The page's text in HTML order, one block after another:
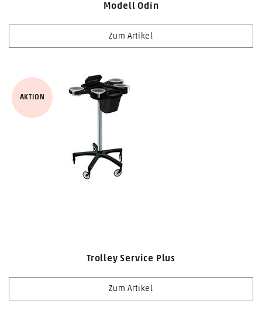
Modell Odin
Zum Artikel
Trolley Service Plus
Zum Artikel
AKTION